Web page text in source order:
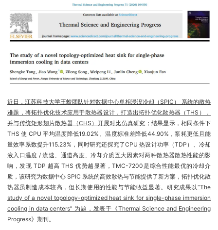
近日，江苏科技大学王蛟团队针对数据中心单相浸没冷却（SPIC） 系统的散热
难题，将拓扑优化技术应用于散热器设计，打造出拓扑优化散热器（THS），
并与传统矩形翅片散热器（CHS）开展对比仿真研究 ；结果显示，相同条件下
THS 使 CPU 平均温度降低19.02%、温度标准差降低44.90%，泵耗更低且能
量效率系数提升115.23%，同时研究还探究了CPU 热设计功率（TDP）、冷却
液入口温度 / 流速、通道高度、冷却介质五大因素对两种散热器散热性能的影
响，发现 TDP 越高 THS 优势越显著，TMC-7200是综合性能最优的冷却介
质，该研究为数据中心 SPIC 系统的高效散热与节能提供了新方案，拓扑优化散
热器虽制造成本较高，但长期使用的性能与节能收益显著。 研究成果以“The
study of a novel topology-optimized heat sink for single-phase immersion
cooling in data centers” 为题，发表于《Thermal Science and Engineering
Progress》期刊。